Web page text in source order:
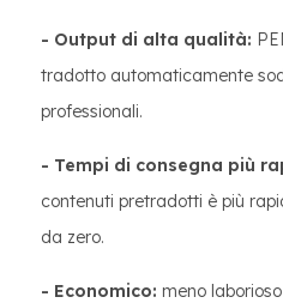
- Output di alta qualità:
tradotto automaticamente
professionali.
- Tempi di consegna più
contenuti pretradotti è più
da zero.
- Economico: meno